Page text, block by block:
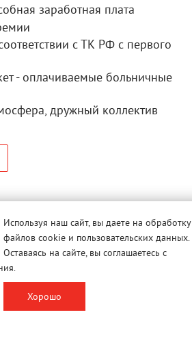
заработная плата
с ТК РФ с первого
- оплачиваемые больничные
дружный коллектив
Используя наш сайт, вы даете на обработку
файлов cookie и пользовательских данных.
Оставаясь на сайте, вы соглашаетесь с
Хорошо